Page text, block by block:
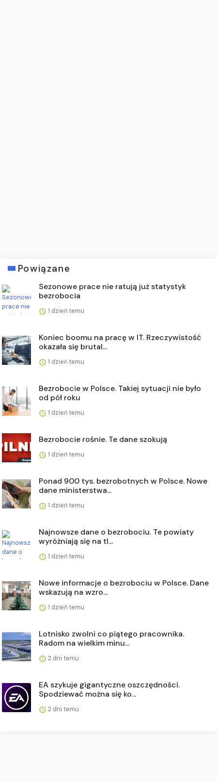
Powiązane
Sezonowe prace nie ratują już statystyk
bezrobocia
1 dzień temu
Koniec boomu na pracę w IT. Rzeczywistość
okazała się brutal...
1 dzień temu
Bezrobocie w Polsce. Takiej sytuacji nie było
od pół roku
1 dzień temu
Bezrobocie rośnie. Te dane szokują
1 dzień temu
Ponad 900 tys. bezrobotnych w Polsce. Nowe
dane ministerstwa...
1 dzień temu
Najnowsze dane o bezrobociu. Te powiaty
wyróżniają się na tl...
1 dzień temu
Nowe informacje o bezrobociu w Polsce. Dane
wskazują na wzro...
1 dzień temu
Lotnisko zwolni co piątego pracownika.
Radom na wielkim minu...
2 dni temu
EA szykuje gigantyczne oszczędności.
Spodziewać można się ko...
2 dni temu